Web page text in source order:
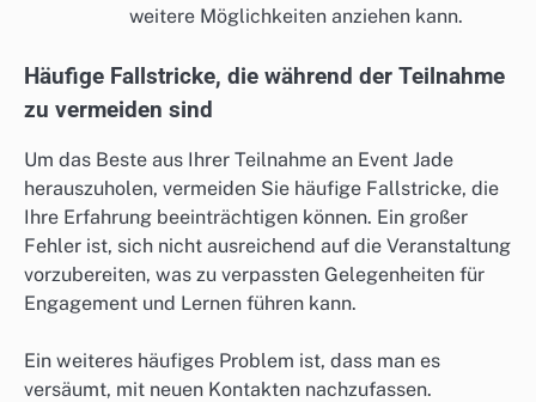
weitere Möglichkeiten anziehen kann.
Häufige Fallstricke, die während der Teilnahme
zu vermeiden sind
Um das Beste aus Ihrer Teilnahme an Event Jade
herauszuholen, vermeiden Sie häufige Fallstricke, die
Ihre Erfahrung beeinträchtigen können. Ein großer
Fehler ist, sich nicht ausreichend auf die Veranstaltung
vorzubereiten, was zu verpassten Gelegenheiten für
Engagement und Lernen führen kann.
Ein weiteres häufiges Problem ist, dass man es
versäumt, mit neuen Kontakten nachzufassen.